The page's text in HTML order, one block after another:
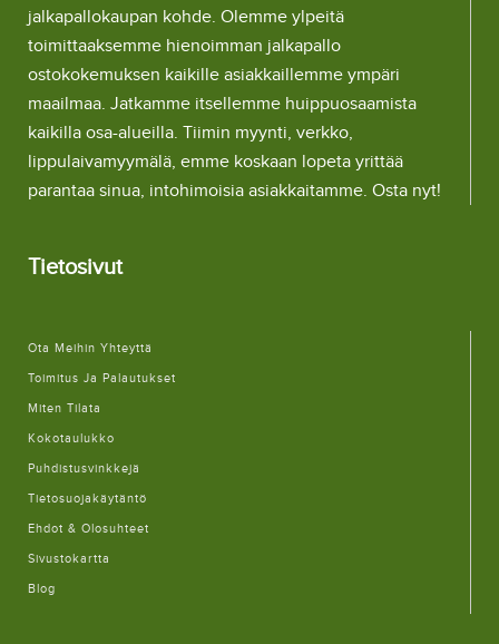
jalkapallokaupan kohde. Olemme ylpeitä
toimittaaksemme hienoimman jalkapallo
ostokokemuksen kaikille asiakkaillemme ympäri
maailmaa. Jatkamme itsellemme huippuosaamista
kaikilla osa-alueilla. Tiimin myynti, verkko,
lippulaivamyymälä, emme koskaan lopeta yrittää
parantaa sinua, intohimoisia asiakkaitamme. Osta nyt!
Tietosivut
Ota Meihin Yhteyttä
Toimitus Ja Palautukset
Miten Tilata
Kokotaulukko
Puhdistusvinkkejä
Tietosuojakäytäntö
Ehdot & Olosuhteet
Sivustokartta
Blog